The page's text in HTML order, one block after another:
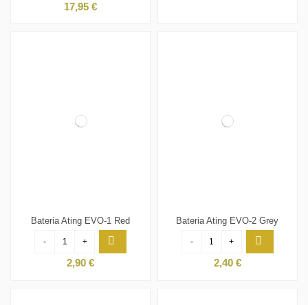
17,95 €
Bateria Ating EVO-1 Red
- +
2,90 €
Bateria Ating EVO-2 Grey
- +
2,40 €